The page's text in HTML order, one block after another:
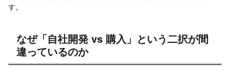
す。
なぜ「自社開発 vs 購入」という二択が間
違っているのか